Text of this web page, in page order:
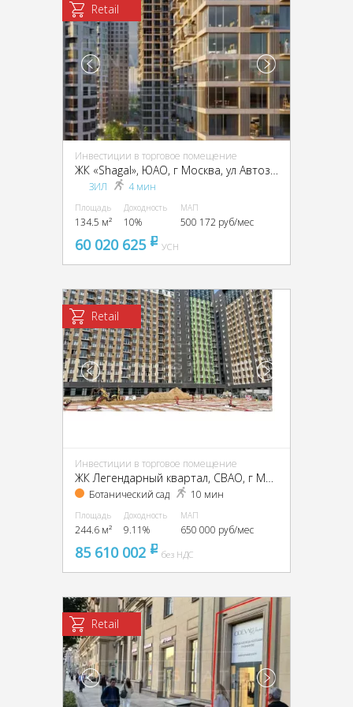
Retail
Инвестиции в торговое помещение
ЖК «Shagal», ЮАО, г Москва, ул Автозаводская, д 23 стр 66
ЗИЛ 4 мин
Площадь
134.5 м²
Доходность
10%
МАП
500 172 руб/мес
60 020 625 pуб
УСН
Retail
Инвестиции в торговое помещение
Ботанический сад 10 мин
Площадь
244.6 м²
Доходность
9.11%
МАП
650 000 руб/мес
85 610 002 pуббез НДС
Retail